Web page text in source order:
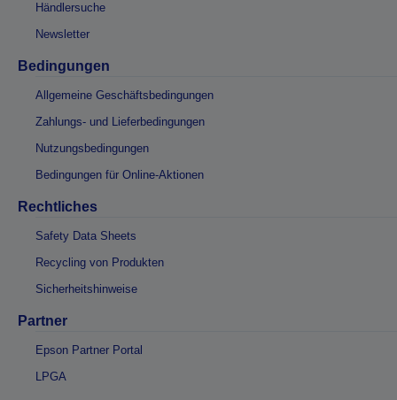
Händlersuche
Newsletter
Bedingungen
Allgemeine Geschäftsbedingungen
Zahlungs- und Lieferbedingungen
Nutzungsbedingungen
Bedingungen für Online-Aktionen
Rechtliches
Safety Data Sheets
Recycling von Produkten
Sicherheitshinweise
Partner
Epson Partner Portal
LPGA